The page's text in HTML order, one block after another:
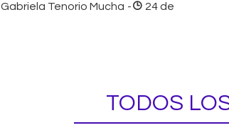
Gabriela Tenorio Mucha -
24 de
TODOS